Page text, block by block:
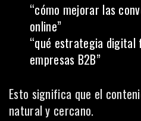
“cómo mejorar las
online”
“qué estrategia digital
empresas B2B”
Esto significa que el
natural y cercano.